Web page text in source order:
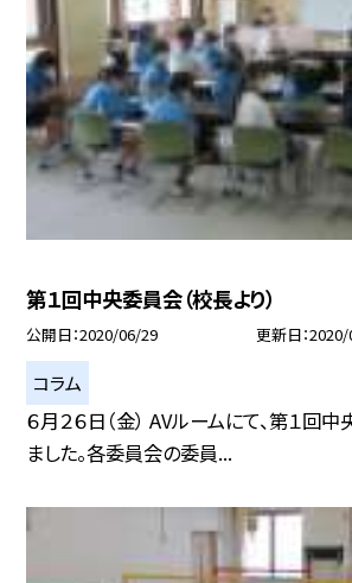
第１回中央委員会（校長より）
公開日 2020/06/29 更新日
コラム
６月２６日（金） AVルームにて、第１回
ました。各委員会の委員...